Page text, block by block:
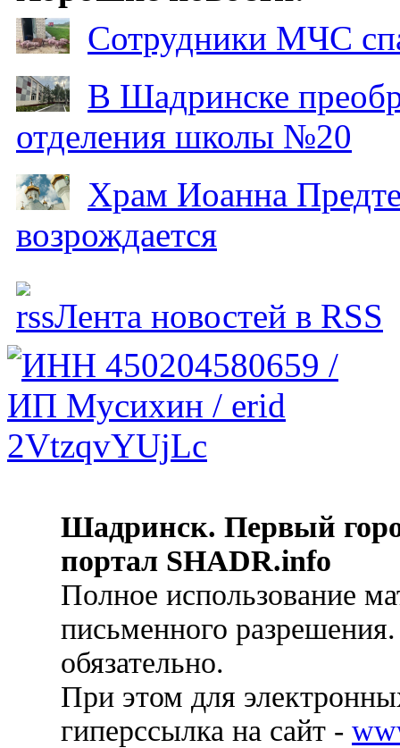
Сотрудники МЧС
В Шадринске
отделения школы №20
Храм Иоанна
возрождается
Лента новостей в RSS
Шадринск. Первый
портал SHADR.info
Полное использование
письменного
обязательно.
При этом для
гиперссылка на сайт -